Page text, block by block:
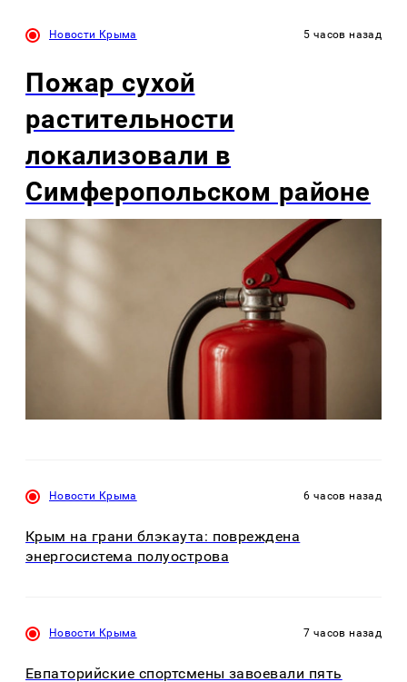
Новости Крыма 5 часов назад
Пожар сухой
растительности
локализовали в
Симферопольском районе
Новости Крыма 6 часов назад
Крым на грани блэкаута: повреждена
энергосистема полуострова
Новости Крыма 7 часов назад
Евпаторийские спортсмены завоевали пять